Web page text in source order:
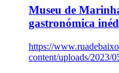
Museu de
gastronómica
https://
content/uploads/2023/